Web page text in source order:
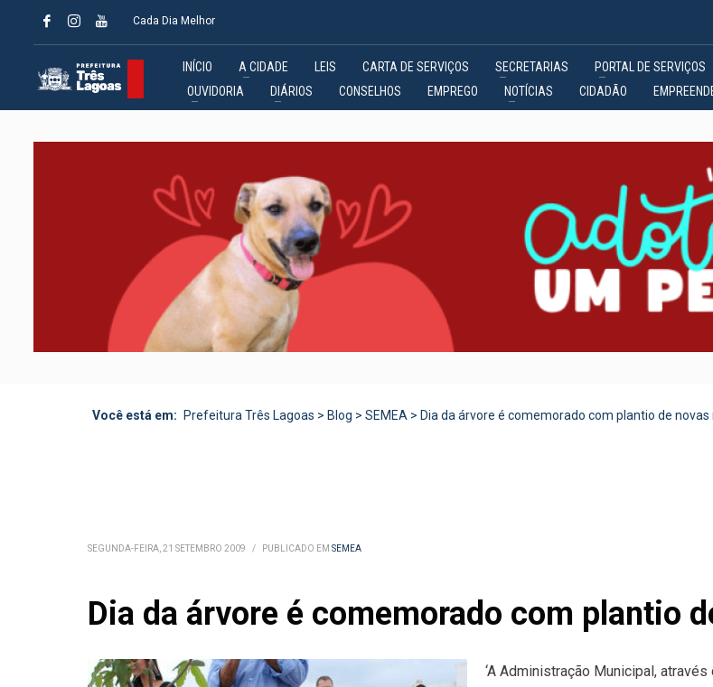
Cada Dia Melhor
INÍCIO A CIDADE LEIS CARTA DE SERVIÇOS SECRETARIAS PORTAL DE SERVIÇOS
OUVIDORIA
DIÁRIOS CONSELHOS EMPREGO NOTÍCIAS CIDADÃO
Você está em: Prefeitura Três Lagoas > Blog > SEMEA > Dia da árvore é comemorado com plantio de novas
SEGUNDA-FEIRA, 21 SETEMBRO 2009 / PUBLICADO EM SEMEA
Dia da árvore é comemorado com plantio
‘A Administração Municipal,